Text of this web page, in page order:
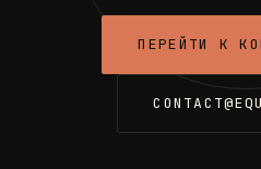
ПЕРЕЙТИ К